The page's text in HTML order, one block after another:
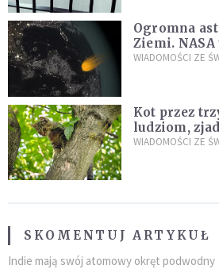
Ogromna
Ziemi.
zagrożenia
WIADOMOŚCI ZE
Kot przez
ludziom,
kaczki. W
WIADOMOŚCI ZE
SKOMENTUJ ARTYKUŁ
Indie mają swój atomowy okręt podwodny